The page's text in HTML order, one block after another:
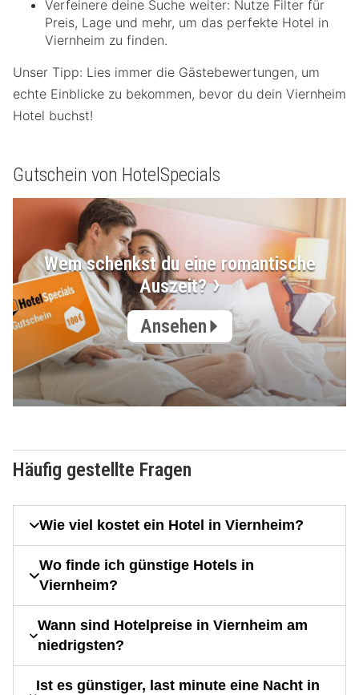
Verfeinere deine Suche weiter: Nutze Filter für
Preis, Lage und mehr, um das perfekte Hotel in
Viernheim zu finden.
Unser Tipp: Lies immer die Gästebewertungen, um
echte Einblicke zu bekommen, bevor du dein Viernheim
Hotel buchst!
Gutschein von HotelSpecials
Wem schenkst du eine romantische
Auszeit?
Ansehen
Häufig gestellte Fragen
Wie viel kostet ein Hotel in Viernheim?
Wo finde ich günstige Hotels in
Viernheim?
Wann sind Hotelpreise in Viernheim am
niedrigsten?
Ist es günstiger, last minute eine Nacht in